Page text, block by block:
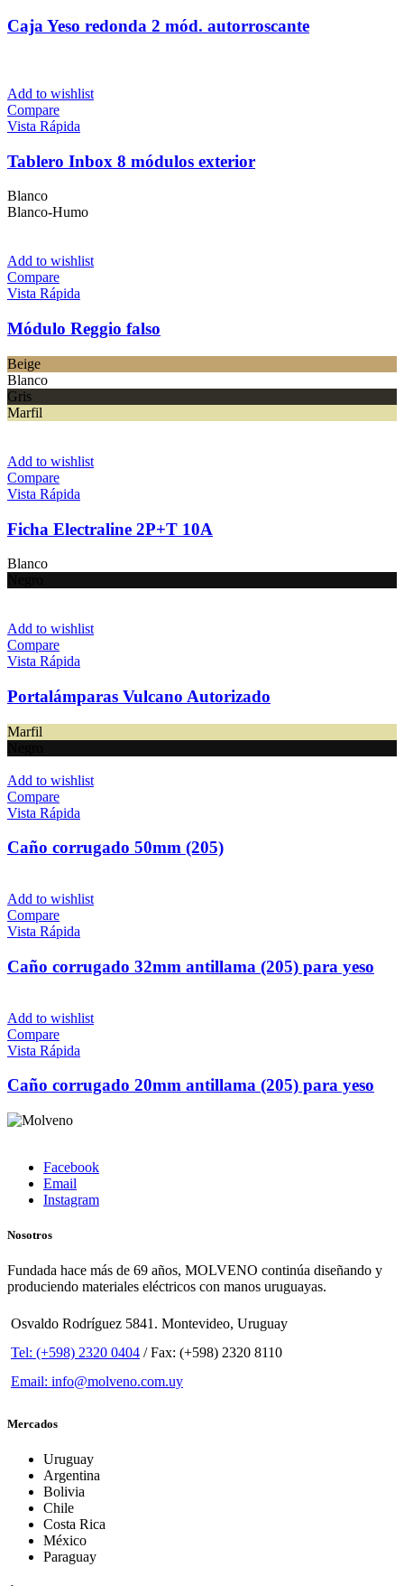
Caja Yeso redonda 2 mód. autorroscante
Add to wishlist
Compare
Vista Rápida
Tablero Inbox 8 módulos exterior
Blanco
Blanco-Humo
Add to wishlist
Compare
Vista Rápida
Módulo Reggio falso
Beige
Blanco
Gris
Marfil
Add to wishlist
Compare
Vista Rápida
Ficha Electraline 2P+T 10A
Blanco
Add to wishlist
Compare
Vista Rápida
Portalámparas Vulcano Autorizado
Marfil
Add to wishlist
Compare
Vista Rápida
Caño corrugado 50mm (205)
Add to wishlist
Compare
Vista Rápida
Caño corrugado 32mm antillama (205) para yeso
Add to wishlist
Compare
Vista Rápida
Caño corrugado 20mm antillama (205) para yeso
Facebook
Email
Instagram
Nosotros
Fundada hace más de 69 años, MOLVENO continúa diseñando y
produciendo materiales eléctricos con manos uruguayas.
Osvaldo Rodríguez 5841. Montevideo, Uruguay
Tel: (+598) 2320 0404 / Fax: (+598) 2320 8110
Email: info@molveno.com.uy
Mercados
Uruguay
Argentina
Bolivia
Chile
Costa Rica
México
Paraguay